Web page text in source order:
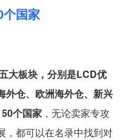
国家
大板块，分别是LCD优
外仓、欧洲海外仓、新兴
个国家 ，无论卖家专攻
，都可以在名录中找到对